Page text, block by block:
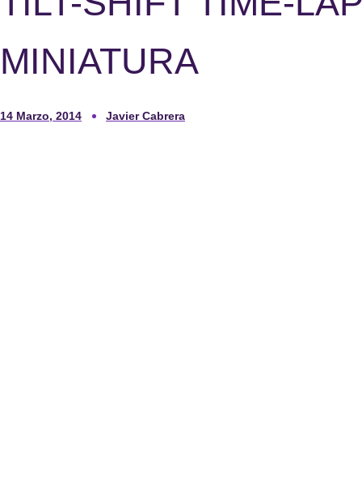
MINIATURA
14 Marzo, 2014 Javier Cabrera